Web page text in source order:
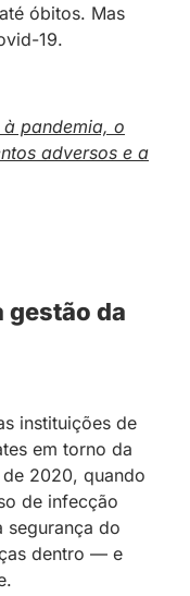
óbitos. Mas
19.
pandemia, o
adversos e a
gestão da
instituições de
em torno da
2020, quando
de infecção
segurança do
dentro — e